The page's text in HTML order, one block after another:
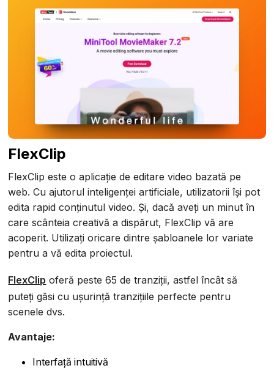
FlexClip
FlexClip este o aplicație de editare video bazată pe
web. Cu ajutorul inteligenței artificiale, utilizatorii își pot
edita rapid conținutul video. Și, dacă aveți un minut în
care scânteia creativă a dispărut, FlexClip vă are
acoperit. Utilizați oricare dintre șabloanele lor variate
pentru a vă edita proiectul.
FlexClip oferă peste 65 de tranziții, astfel încât să
puteți găsi cu ușurință tranzițiile perfecte pentru
scenele dvs.
Avantaje:
Interfață intuitivă